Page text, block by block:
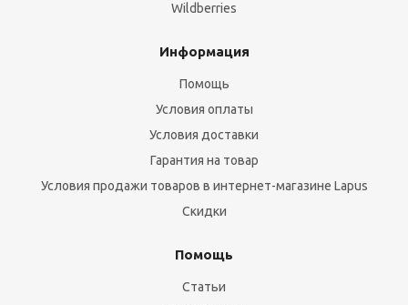
Wildberries
Информация
Помощь
Условия оплаты
Условия доставки
Гарантия на товар
Условия продажи товаров в интернет-магазине Lapus
Скидки
Помощь
Статьи